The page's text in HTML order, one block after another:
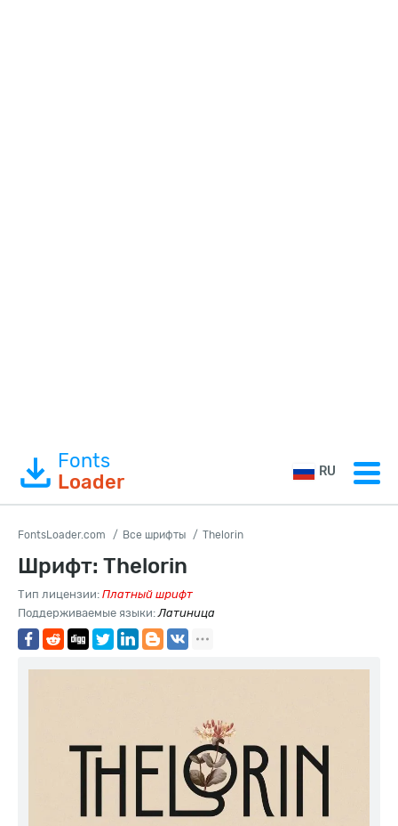
Fonts
Loader
RU
FontsLoader.com Все шрифты Thelorin
Шрифт: Thelorin
Тип лицензии: Платный шрифт
Поддерживаемые языки:Латиница